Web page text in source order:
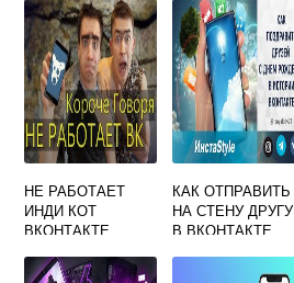
СОЦСЕТЯХ
НЕ РАБОТАЕТ
ИНДИ КОТ
ВКОНТАКТЕ
КАК ОТПРАВИТЬ
НА СТЕНУ ДРУГУ
В ВКОНТАКТЕ